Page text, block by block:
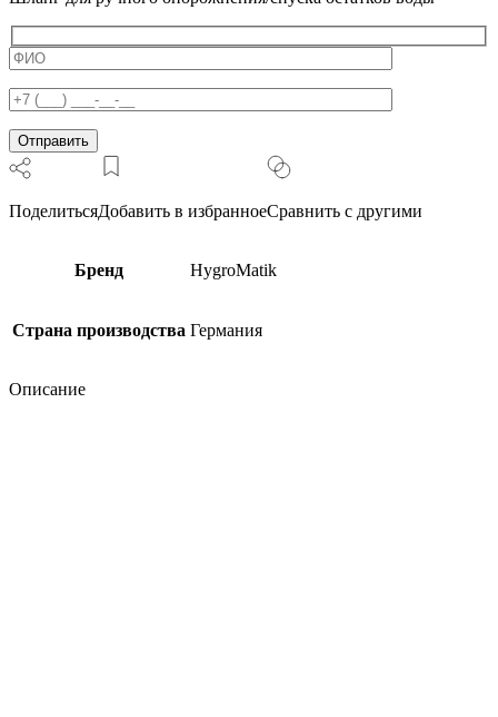
ПоделитьсяДобавить в избранноеСравнить с другими
Бренд HygroMatik
Страна производства Германия
Описание